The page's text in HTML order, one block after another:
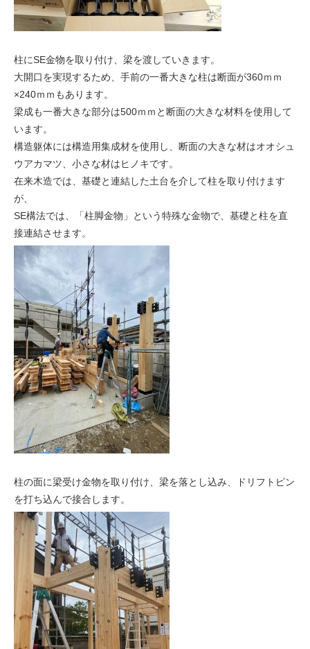
柱にSE金物を取り付け、梁を渡していきます。
大開口を実現するため、手前の一番大きな柱は断面が360ｍｍ
×240ｍｍもあります。
梁成も一番大きな部分は500ｍｍと断面の大きな材料を使用して
います。
構造躯体には構造用集成材を使用し、断面の大きな材はオオシュ
ウアカマツ、小さな材はヒノキです。
在来木造では、基礎と連結した土台を介して柱を取り付けます
が、
SE構法では、「柱脚金物」という特殊な金物で、基礎と柱を直
接連結させます。
柱の面に梁受け金物を取り付け、梁を落とし込み、ドリフトピン
を打ち込んで接合します。